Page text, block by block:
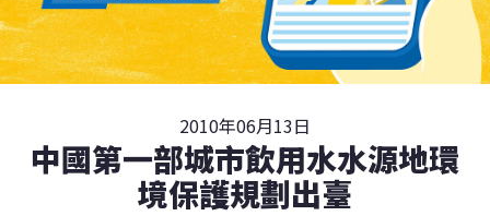
2010年06月13日
中國第一部城市飲用水水源地環
境保護規劃出臺